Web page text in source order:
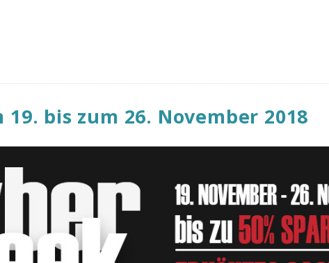
19. bis zum 26. November 2018